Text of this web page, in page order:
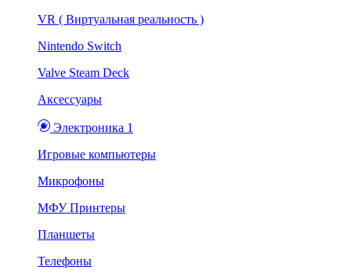
VR ( Виртуальная реальность )
Nintendo Switch
Valve Steam Deck
Аксессуары
Электроника 1
Игровые компьютеры
Микрофоны
МФУ Принтеры
Планшеты
Телефоны